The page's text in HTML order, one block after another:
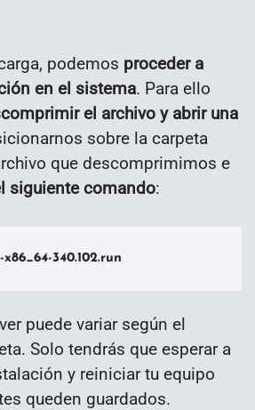
podemos proceder a
en el sistema. Para ello
el archivo y abrir una
sobre la carpeta
que descomprimimos e
siguiente comando:
340.102.run
puede variar según el
Solo tendrás que esperar a
y reiniciar tu equipo
queden guardados.